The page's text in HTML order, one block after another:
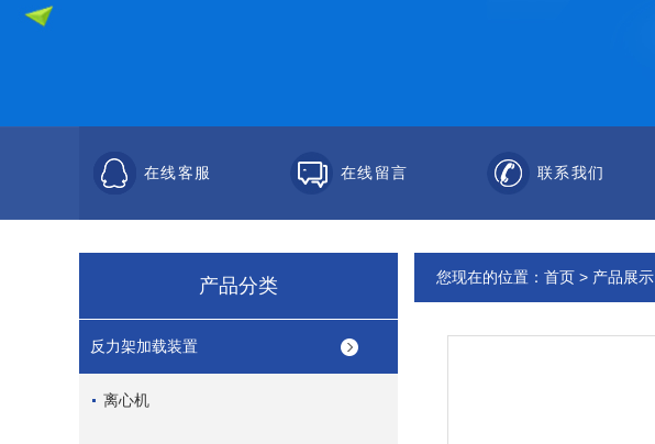
在线客服 在线留言 联系我们
产品分类
反力架加载装置
离心机
您现在的位置： 首页 > 产品展示